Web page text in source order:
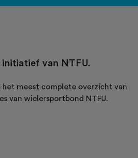
initiatief van NTFU.
het meest complete overzicht van
van wielersportbond NTFU.